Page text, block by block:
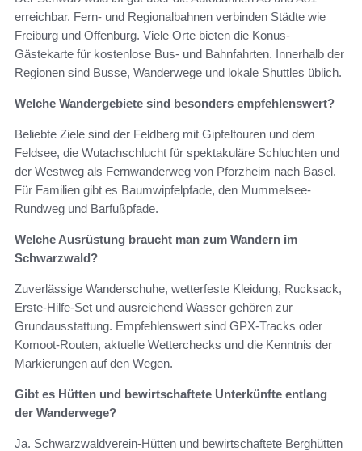
erreichbar. Fern- und Regionalbahnen verbinden Städte wie
Freiburg und Offenburg. Viele Orte bieten die Konus-
Gästekarte für kostenlose Bus- und Bahnfahrten. Innerhalb der
Regionen sind Busse, Wanderwege und lokale Shuttles üblich.
Welche Wandergebiete sind besonders empfehlenswert?
Beliebte Ziele sind der Feldberg mit Gipfeltouren und dem
Feldsee, die Wutachschlucht für spektakuläre Schluchten und
der Westweg als Fernwanderweg von Pforzheim nach Basel.
Für Familien gibt es Baumwipfelpfade, den Mummelsee-
Rundweg und Barfußpfade.
Welche Ausrüstung braucht man zum Wandern im
Schwarzwald?
Zuverlässige Wanderschuhe, wetterfeste Kleidung, Rucksack,
Erste-Hilfe-Set und ausreichend Wasser gehören zur
Grundausstattung. Empfehlenswert sind GPX-Tracks oder
Komoot-Routen, aktuelle Wetterchecks und die Kenntnis der
Markierungen auf den Wegen.
Gibt es Hütten und bewirtschaftete Unterkünfte entlang
der Wanderwege?
Ja. Schwarzwaldverein-Hütten und bewirtschaftete Berghütten